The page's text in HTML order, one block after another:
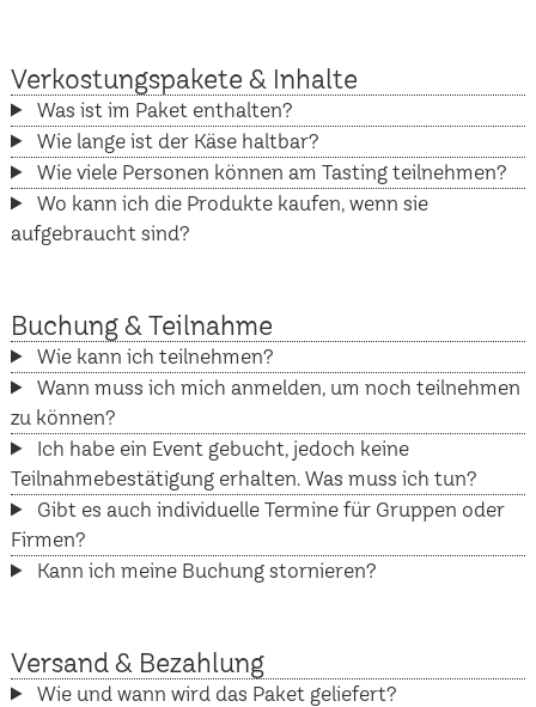
Verkostungspakete & Inhalte
Was ist im Paket enthalten?
Wie lange ist der Käse haltbar?
Wie viele Personen können am Tasting teilnehmen?
Wo kann ich die Produkte kaufen, wenn sie
aufgebraucht sind?
Buchung & Teilnahme
Wie kann ich teilnehmen?
Wann muss ich mich anmelden, um noch teilnehmen
zu können?
Ich habe ein Event gebucht, jedoch keine
Teilnahmebestätigung erhalten. Was muss ich tun?
Gibt es auch individuelle Termine für Gruppen oder
Firmen?
Kann ich meine Buchung stornieren?
Versand & Bezahlung
Wie und wann wird das Paket geliefert?